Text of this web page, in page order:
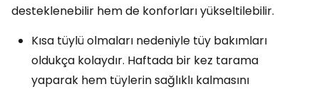
desteklenebilir hem de konforları yükseltilebilir.
Kısa tüylü olmaları nedeniyle tüy bakımları
oldukça kolaydır. Haftada bir kez tarama
yaparak hem tüylerin sağlıklı kalmasını